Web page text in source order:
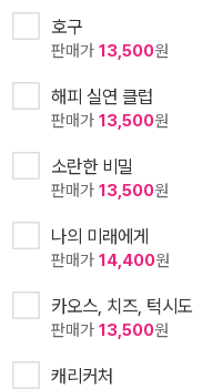
호구
판매가 13,500원
해피 실연 클럽
판매가 13,500원
소란한 비밀
판매가 13,500원
나의 미래에게
판매가 14,400원
카오스, 치즈, 턱시도
판매가 13,500원
캐리커처